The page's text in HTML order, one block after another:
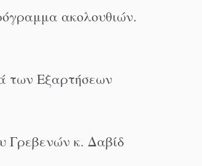
ακολουθιών.
των Εξαρτήσεων
Γρεβενών κ. Δαβίδ